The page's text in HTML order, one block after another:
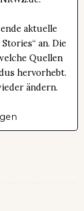
aktuelle
an. Die
Quellen
hervorhebt.
ändern.